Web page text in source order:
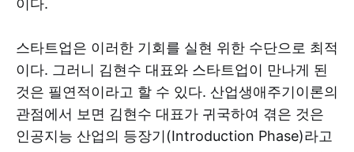
이다.
스타트업은 이러한 기회를 실현 위한 수단으로 최적
이다. 그러니 김현수 대표와 스타트업이 만나게 된
것은 필연적이라고 할 수 있다. 산업생애주기이론의
관점에서 보면 김현수 대표가 귀국하여 겪은 것은
인공지능 산업의 등장기(Introduction Phase)라고